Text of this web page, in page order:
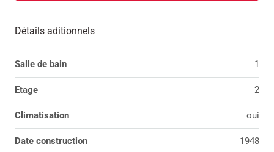
Détails aditionnels
Salle de bain 1
Etage 2
Climatisation oui
Date construction 1948